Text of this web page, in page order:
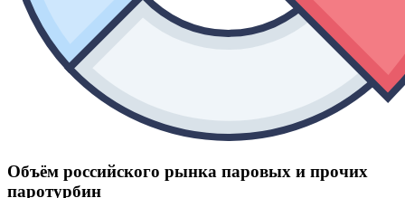
Объём российского рынка паровых и прочих
паротурбин